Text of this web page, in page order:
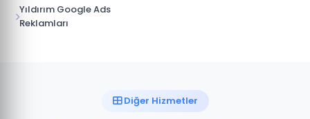
Yıldırım Google Ads
Reklamları
Diğer Hizmetler